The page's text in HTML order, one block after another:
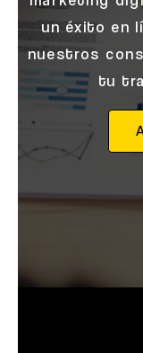
un éxito en
nuestros
tu